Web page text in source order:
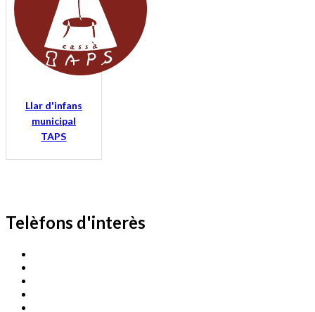
Llar d'infans
municipal
TAPS
Telèfons d'interès